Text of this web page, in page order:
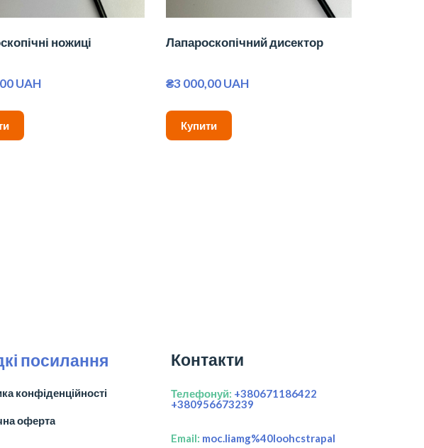
ножиці
UAH
Лапароскопічний дисектор
₴3 000,00 UAH
Купити
посилання
конфіденційності
оферта
Контакти
Телефонуй: +380671186422
+380956673239
Email: moc.liamg%40loohcstrapal